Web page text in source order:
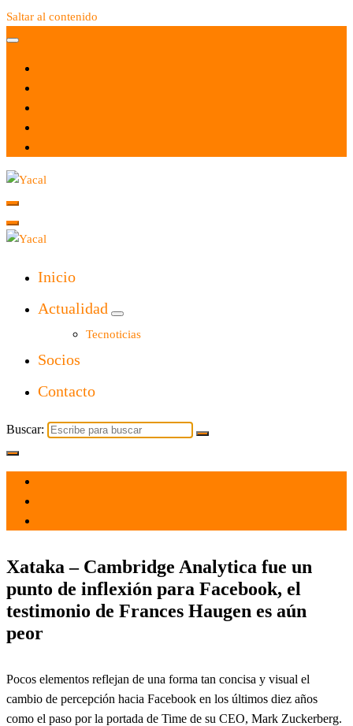
Saltar al contenido
Yacal micro hosting
Inicio
Actualidad
Tecnoticias
Socios
Contacto
Buscar:
Xataka – Cambridge Analytica fue un
punto de inflexión para Facebook, el
testimonio de Frances Haugen es aún
peor
Pocos elementos reflejan de una forma tan concisa y visual el
cambio de percepción hacia Facebook en los últimos diez años
como el paso por la portada de Time de su CEO, Mark Zuckerberg.